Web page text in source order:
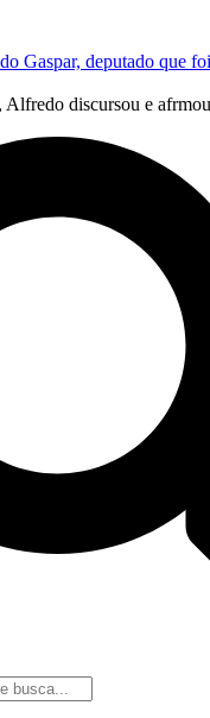
Gaspar, deputado que
Alfredo discursou e